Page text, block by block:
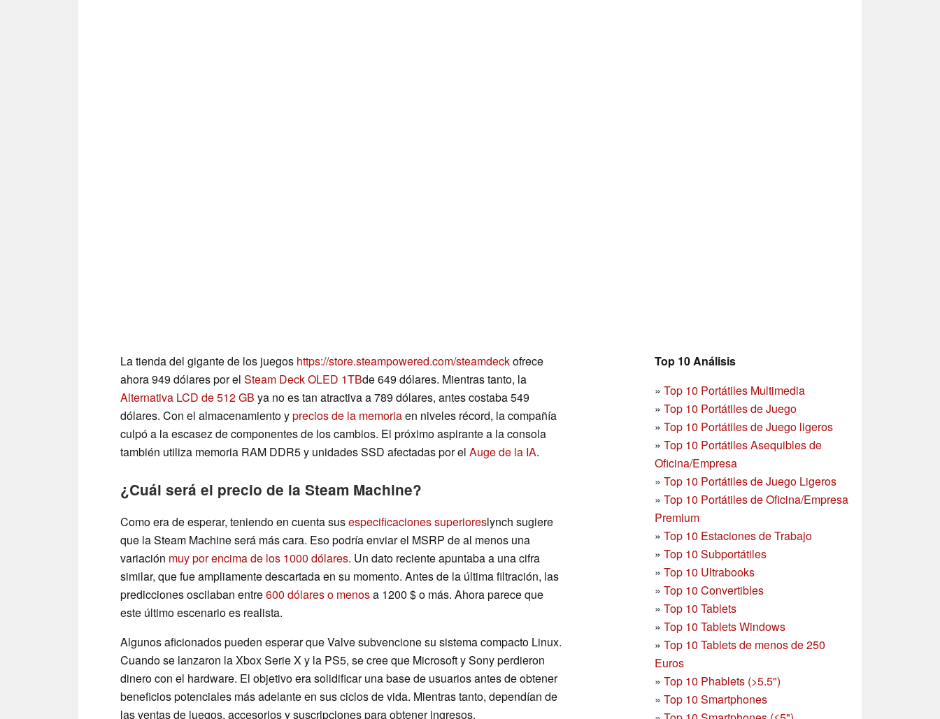
Top 10 Análisis
» Top 10 Portátiles Multimedia
» Top 10 Portátiles de Juego
» Top 10 Portátiles de Juego ligeros
» Top 10 Portátiles Asequibles de
Oficina/Empresa
» Top 10 Portátiles de Juego Ligeros
» Top 10 Portátiles de Oficina/Empresa
Premium
» Top 10 Estaciones de Trabajo
» Top 10 Subportátiles
» Top 10 Ultrabooks
» Top 10 Convertibles
» Top 10 Tablets
» Top 10 Tablets Windows
» Top 10 Tablets de menos de 250
Euros
» Top 10 Phablets (>5.5")
» Top 10 Smartphones
La tienda del gigante de los juegos https://store.steampowered.com/steamdeckofrece
ahora 949 dólares por el Steam Deck OLED 1TBde 649 dólares. Mientras tanto, la
Alternativa LCD de 512 GB ya no es tan atractiva a 789 dólares, antes costaba 549
dólares. Con el almacenamiento yprecios de la memoriaen niveles récord, la compañía
culpó a la escasez de componentes de los cambios. El próximo aspirante a la consola
también utiliza memoria RAM DDR5 y unidades SSD afectadas por el Auge de la IA.
¿Cuál será el precio de la Steam Machine?
Como era de esperar, teniendo en cuenta susespecificaciones superioreslynch sugiere
que la Steam Machine será más cara. Eso podría enviar el MSRP de al menos una
variación muy por encima de los 1000 dólares. Un dato reciente apuntaba a una cifra
similar, que fue ampliamente descartada en su momento. Antes de la última filtración, las
predicciones oscilaban entre600 dólares o menosa 1200 $ o más. Ahora parece que
este último escenario es realista.
Algunos aficionados pueden esperar que Valve subvencione su sistema compacto Linux.
Cuando se lanzaron la Xbox Serie X y la PS5, se cree que Microsoft y Sony perdieron
dinero con el hardware. El objetivo era solidificar una base de usuarios antes de obtener
beneficios potenciales más adelante en sus ciclos de vida. Mientras tanto, dependían de
las ventas de juegos, accesorios y suscripciones para obtener ingresos.